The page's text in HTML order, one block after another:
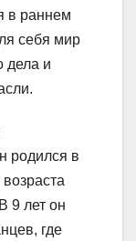
в раннем
себя мир
дела и
родился в
9 лет он
где